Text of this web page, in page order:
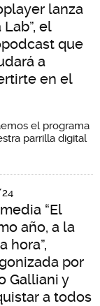
lanza
Lab”, el
que
a
en el
el programa
parrilla digital
“El
año, a la
hora”,
por
Galliani y
a todos